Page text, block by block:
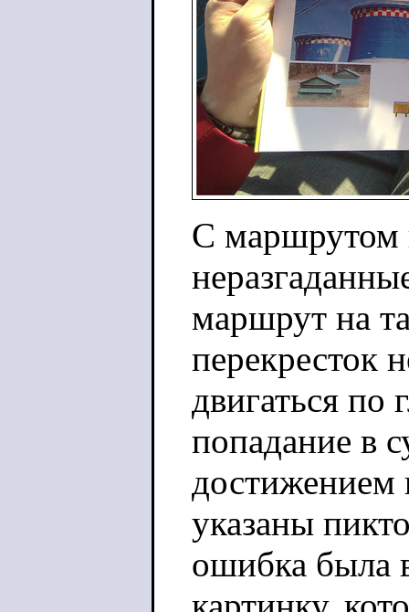
С маршрутом
маршрут на
перекресток
двигаться по
попадание в
достижением
указаны
ошибка была